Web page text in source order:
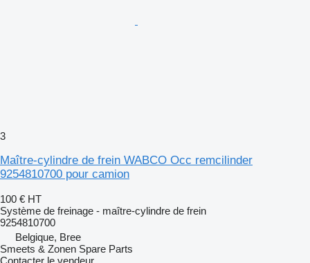
3
Maître-cylindre de frein WABCO Occ remcilinder
9254810700 pour camion
100 € HT
Système de freinage - maître-cylindre de frein
9254810700
Belgique, Bree
Smeets & Zonen Spare Parts
Contacter le vendeur